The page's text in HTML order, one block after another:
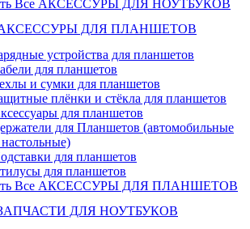
Все АКСЕССУРЫ ДЛЯ НОУТБУКОВ
ДЛЯ ПЛАНШЕТОВ
устройства для планшетов
для планшетов
и сумки для планшетов
плёнки и стёкла для планшетов
для планшетов
для Планшетов (автомобильные
для планшетов
для планшетов
Все АКСЕССУРЫ ДЛЯ ПЛАНШЕТОВ
ДЛЯ НОУТБУКОВ